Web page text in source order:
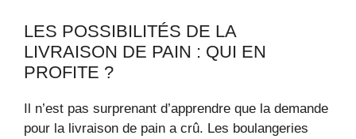
LES POSSIBILITÉS DE LA
LIVRAISON DE PAIN : QUI EN
PROFITE ?
Il n’est pas surprenant d’apprendre que la demande
pour la livraison de pain a crû. Les boulangeries